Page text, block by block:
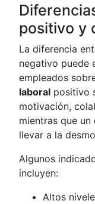
positivo y
La diferencia
negativo puede
empleados
laboral positivo
motivación,
mientras que un
llevar a la
Algunos
incluyen:
Altos